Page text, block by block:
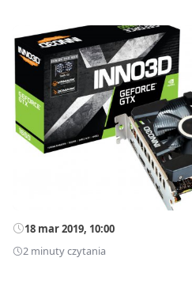
18 mar 2019, 10:00
2 minuty czytania